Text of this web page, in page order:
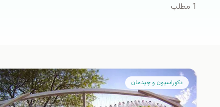
1 مطلب
دكوراسيون و چيدمان